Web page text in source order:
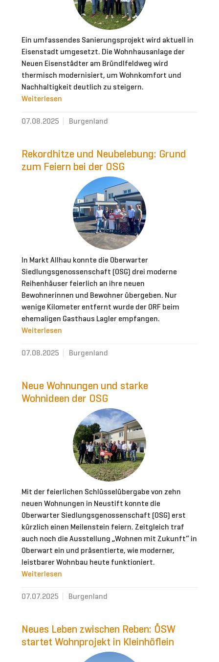
Ein umfassendes Sanierungsprojekt wird aktuell in
Eisenstadt umgesetzt. Die Wohnhausanlage der
Neuen Eisenstädter am Bründlfeldweg wird
thermisch modernisiert, um Wohnkomfort und
Nachhaltigkeit deutlich zu steigern.
Weiterlesen
07.08.2025 Burgenland
Rekordhitze und Neubelebung: Grund
zum Feiern bei der OSG
In Markt Allhau konnte die Oberwarter
Siedlungsgenossenschaft (OSG) drei moderne
Reihenhäuser feierlich an ihre neuen
Bewohnerinnen und Bewohner übergeben. Nur
wenige Kilometer entfernt wurde der ORF beim
ehemaligen Gasthaus Lagler empfangen.
Weiterlesen
07.08.2025 Burgenland
Neue Wohnungen und starke
Wohnideen der OSG
Mit der feierlichen Schlüsselübergabe von zehn
neuen Wohnungen in Neustift konnte die
Oberwarter Siedlungsgenossenschaft (OSG) erst
kürzlich einen Meilenstein feiern. Zeitgleich traf
auch noch die Ausstellung „Wohnen mit Zukunft“ in
Oberwart ein und präsentierte, wie moderner,
leistbarer Wohnbau heute funktioniert.
Weiterlesen
07.07.2025 Burgenland
Neues Leben zwischen Reben: ÖSW
startet Wohnprojekt in Kleinhöflein